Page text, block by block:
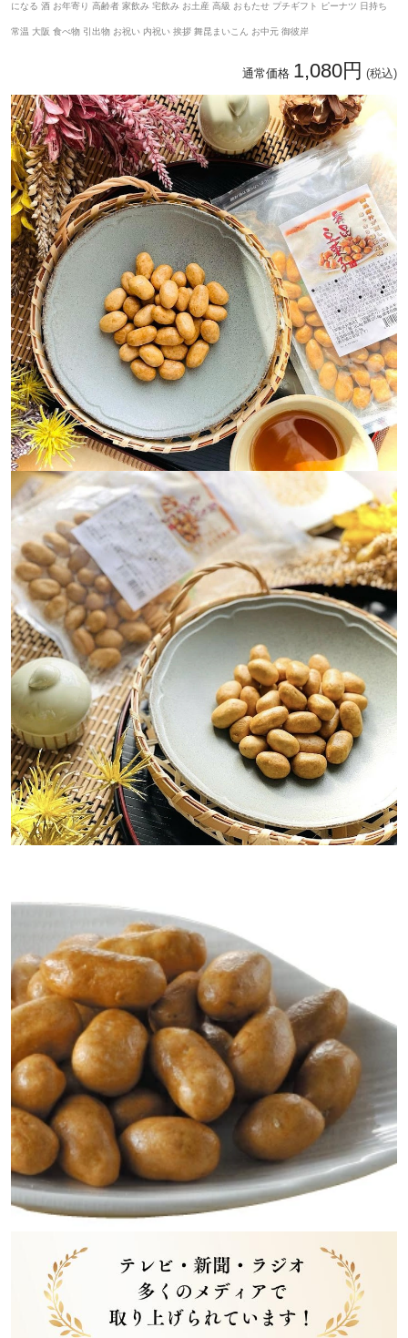
になる 酒 お年寄り 高齢者 家飲み 宅飲み お土産 高級 おもたせ プチギフト ピーナツ 日持ち
常温 大阪 食べ物 引出物 お祝い 内祝い 挨拶 舞昆まいこん お中元 御彼岸
通常価格 1,080円 (税込)